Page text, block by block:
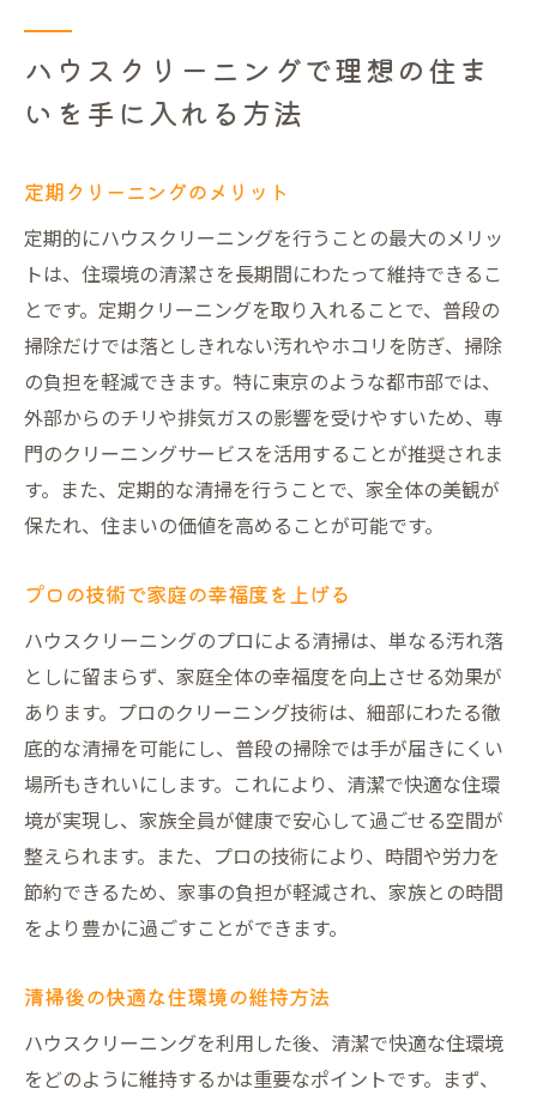
ハウスクリーニングで理想の住ま
いを手に入れる方法
定期クリーニングのメリット
定期的にハウスクリーニングを行うことの最大のメリッ
トは、住環境の清潔さを長期間にわたって維持できるこ
とです。定期クリーニングを取り入れることで、普段の
掃除だけでは落としきれない汚れやホコリを防ぎ、掃除
の負担を軽減できます。特に東京のような都市部では、
外部からのチリや排気ガスの影響を受けやすいため、専
門のクリーニングサービスを活用することが推奨されま
す。また、定期的な清掃を行うことで、家全体の美観が
保たれ、住まいの価値を高めることが可能です。
プロの技術で家庭の幸福度を上げる
ハウスクリーニングのプロによる清掃は、単なる汚れ落
としに留まらず、家庭全体の幸福度を向上させる効果が
あります。プロのクリーニング技術は、細部にわたる徹
底的な清掃を可能にし、普段の掃除では手が届きにくい
場所もきれいにします。これにより、清潔で快適な住環
境が実現し、家族全員が健康で安心して過ごせる空間が
整えられます。また、プロの技術により、時間や労力を
節約できるため、家事の負担が軽減され、家族との時間
をより豊かに過ごすことができます。
清掃後の快適な住環境の維持方法
ハウスクリーニングを利用した後、清潔で快適な住環境
をどのように維持するかは重要なポイントです。まず、